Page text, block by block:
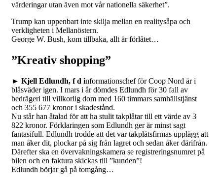
värderingar utan även mot vår nationella säkerhet”.
Trump kan uppenbart inte skilja mellan en realitysåpa och
verkligheten i Mellanöstern.
George W. Bush, kom tillbaka, allt är förlåtet…
”Kreativ shopping”
► Kjell Edlundh, f d informationschef för Coop Nord är i
blåsväder igen. I mars i år dömdes Edlundh för 30 fall av
bedrägeri till villkorlig dom med 160 timmars samhällstjänst
och 355 677 kronor i skadestånd.
Nu står han åtalad för att ha stulit takplåtar till ett värde av 3
822 kronor. Förklaringen som Edlundh ger är minst sagt
fantasifull. Edlundh trodde att det var takplåtsfirmas upplägg att
man åker dit, plockar på sig från lagret och sedan åker därifrån.
Därefter ska en övervakningskamera se registreringsnumret på
bilen och en faktura skickas till ”kunden”!
Edlundh börjar gå på tomgång…